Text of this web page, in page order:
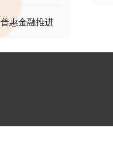
普惠金融推进
月